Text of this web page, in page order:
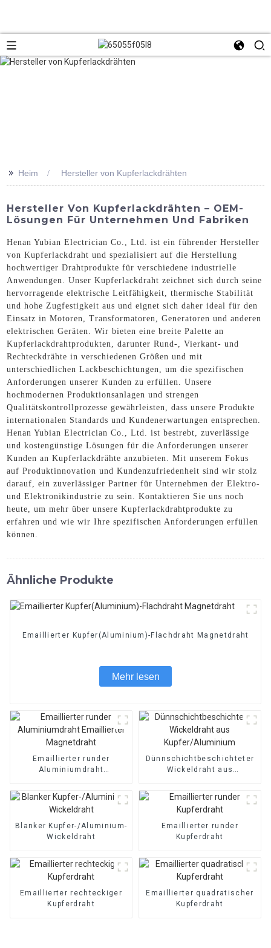
>> Heim Hersteller von Kupferlackdrähten
Hersteller Von Kupferlackdrähten – OEM-
Lösungen Für Unternehmen Und Fabriken
Henan Yubian Electrician Co., Ltd. ist ein führender Hersteller
von Kupferlackdraht und spezialisiert auf die Herstellung
hochwertiger Drahtprodukte für verschiedene industrielle
Anwendungen. Unser Kupferlackdraht zeichnet sich durch seine
hervorragende elektrische Leitfähigkeit, thermische Stabilität
und hohe Zugfestigkeit aus und eignet sich daher ideal für den
Einsatz in Motoren, Transformatoren, Generatoren und anderen
elektrischen Geräten. Wir bieten eine breite Palette an
Kupferlackdrahtprodukten, darunter Rund-, Vierkant- und
Rechteckdrähte in verschiedenen Größen und mit
unterschiedlichen Lackbeschichtungen, um die spezifischen
Anforderungen unserer Kunden zu erfüllen. Unsere
hochmodernen Produktionsanlagen und strengen
Qualitätskontrollprozesse gewährleisten, dass unsere Produkte
internationalen Standards und Kundenerwartungen entsprechen.
Henan Yubian Electrician Co., Ltd. ist bestrebt, zuverlässige
und kostengünstige Lösungen für die Anforderungen unserer
Kunden an Kupferlackdrähte anzubieten. Mit unserem Fokus
auf Produktinnovation und Kundenzufriedenheit sind wir stolz
darauf, ein zuverlässiger Partner für Unternehmen der Elektro-
und Elektronikindustrie zu sein. Kontaktieren Sie uns noch
heute, um mehr über unsere Kupferlackdrahtprodukte zu
erfahren und wie wir Ihre spezifischen Anforderungen erfüllen
können.
Ähnliche Produkte
Emaillierter Kupfer(Aluminium)-Flachdraht Magnetdraht
Mehr lesen
Emaillierter runder
Aluminiumdraht
Dünnschichtbeschichteter
Wickeldraht aus
Blanker Kupfer-/Aluminium-
Wickeldraht
Emaillierter runder
Kupferdraht
Emaillierter rechteckiger
Kupferdraht
Emaillierter quadratischer
Kupferdraht